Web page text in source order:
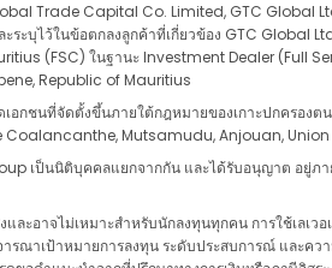
Trade Capital Co. Limited, GTC Global
ะระบุไว้ในข้อตกลงลูกค้าที่เกี่ยวข้อง GTC
(FSC) ในฐานะ Investment Dealer (Full
Republic of Mauritius
กชนที่จัดตั้งขึ้นภายใต้กฎหมายของเกาะปกครอง
Coalancanthe, Mutsamudu, Anjouan,
เป็นนิติบุคคลแยกจากกัน และได้รับอนุญาต อยู่
ะอาจไม่เหมาะสำหรับนักลงทุนทุกคน การใช้เลเว
ณาเป้าหมายการลงทุน ระดับประสบการณ์ และค